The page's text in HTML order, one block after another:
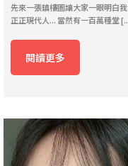
先來一張鎮樓圖讓大家一眼明白
正正現代人... 當然有一百萬種堂
閱讀更多